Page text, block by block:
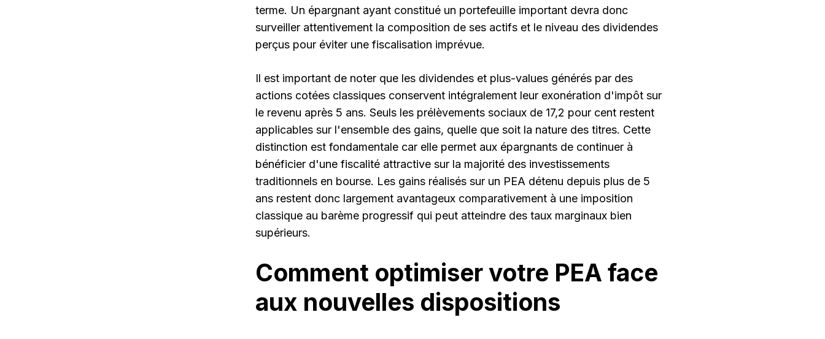
terme. Un épargnant ayant constitué un portefeuille important devra donc
surveiller attentivement la composition de ses actifs et le niveau des dividendes
perçus pour éviter une fiscalisation imprévue.
Il est important de noter que les dividendes et plus-values générés par des
actions cotées classiques conservent intégralement leur exonération d'impôt sur
le revenu après 5 ans. Seuls les prélèvements sociaux de 17,2 pour cent restent
applicables sur l'ensemble des gains, quelle que soit la nature des titres. Cette
distinction est fondamentale car elle permet aux épargnants de continuer à
bénéficier d'une fiscalité attractive sur la majorité des investissements
traditionnels en bourse. Les gains réalisés sur un PEA détenu depuis plus de 5
ans restent donc largement avantageux comparativement à une imposition
classique au barème progressif qui peut atteindre des taux marginaux bien
supérieurs.
Comment optimiser votre PEA face
aux nouvelles dispositions